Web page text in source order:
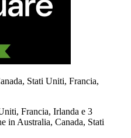
Stati Uniti, Francia,
Francia, Irlanda e 3
in Australia, Canada, Stati